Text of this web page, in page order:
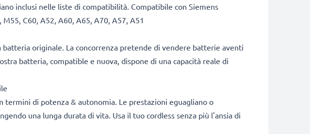
inclusi nelle liste di compatibilità. Compatibile con Siemens
M55, C60, A52, A60, A65, A70, A57, A51
batteria originale. La concorrenza pretende di vendere batterie aventi
batteria, compatible e nuova, dispone di una capacità reale di
di potenza & autonomia. Le prestazioni eguagliano o
una lunga durata di vita. Usa il tuo cordless senza più l'ansia di